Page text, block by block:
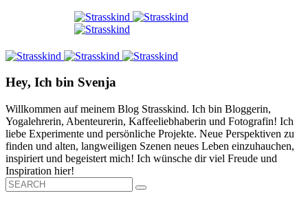
Hey, Ich bin Svenja
Willkommen auf meinem Blog Strasskind. Ich bin Bloggerin,
Yogalehrerin, Abenteurerin, Kaffeeliebhaberin und Fotografin! Ich
liebe Experimente und persönliche Projekte. Neue Perspektiven zu
finden und alten, langweiligen Szenen neues Leben einzuhauchen,
inspiriert und begeistert mich! Ich wünsche dir viel Freude und
Inspiration hier!